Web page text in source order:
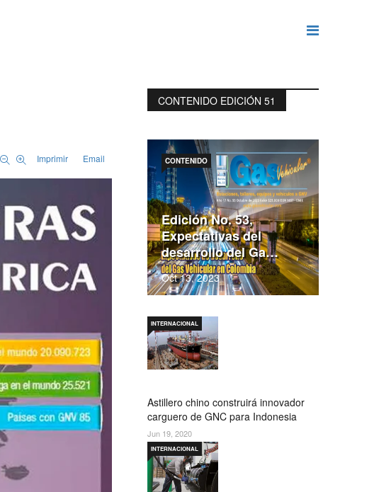
Imprimir Email
CONTENIDO EDICIÓN 51
Edición No. 53,
Expectativas del
desarrollo del Ga…
Oct 13, 2023
CONTENIDO
Astillero chino construirá innovador
carguero de GNC para Indonesia
INTERNACIONAL
Jun 19, 2020
INTERNACIONAL